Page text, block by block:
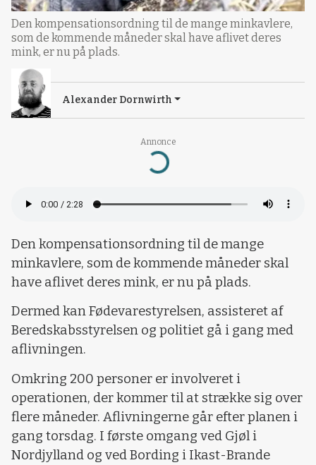
Annonce
Loading...
Den kompensationsordning til de mange minkavlere,
som de kommende måneder skal have aflivet deres
mink, er nu på plads.
Alexander Dornwirth
Den kompensationsordning til de mange
minkavlere, som de kommende måneder skal
have aflivet deres mink, er nu på plads.
Dermed kan Fødevarestyrelsen, assisteret af
Beredskabsstyrelsen og politiet gå i gang med
aflivningen.
Omkring 200 personer er involveret i
operationen, der kommer til at strække sig over
flere måneder. Aflivningerne går efter planen i
gang torsdag. I første omgang ved Gjøl i
Nordjylland og ved Bording i Ikast-Brande